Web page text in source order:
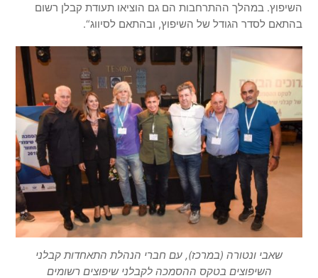
השיפוץ. במהלך ההתרחבות הם גם הוציאו תעודת קבלן רשום
בהתאם לסדר הגודל של השיפוץ, ובהתאם לסיווג“.
שאבי ונטורה (במרכז), עם חברי הנהלת התאחדות קבלני
השיפוצים בטקס ההסמכה לקבלני שיפוצים רשומים